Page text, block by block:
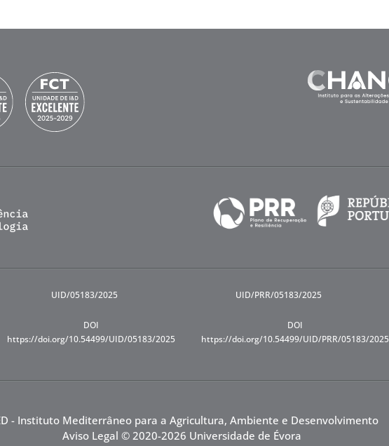
UID/05183/2025
DOI
https://doi.org/10.54499/UID/05183/2025
UID/PRR/05183/2025
DOI
https://doi.org/10.54499/UID/PRR/05183/2025
- Instituto Mediterrâneo para a Agricultura, Ambiente e Desenvolvimento
Aviso Legal © 2020-2026 Universidade de Évora